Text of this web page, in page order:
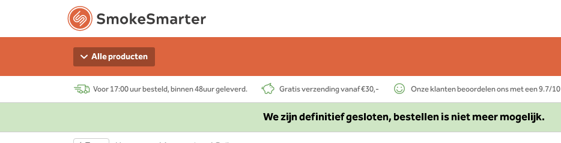
Alle producten
Voor 17:00 uur besteld, binnen 48uur geleverd. Gratis verzending vanaf €30,- Onze klanten beoordelen ons met een 9.7/10
We zijn definitief gesloten, bestellen is niet meer mogelijk.